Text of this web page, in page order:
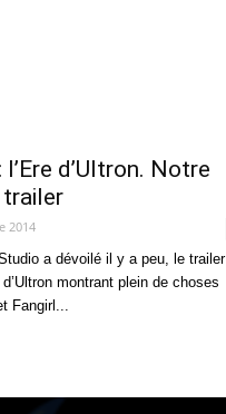
d’Ultron. Notre
2014
a dévoilé il y a peu, le trailer
d’Ultron montrant plein de choses
Fangirl...